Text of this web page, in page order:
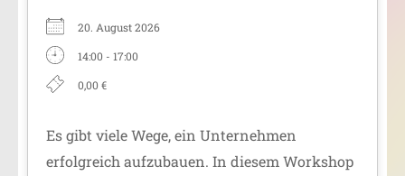
20. August 2026
14:00 - 17:00
0,00 €
Es gibt viele Wege, ein Unternehmen
erfolgreich aufzubauen. In diesem Workshop